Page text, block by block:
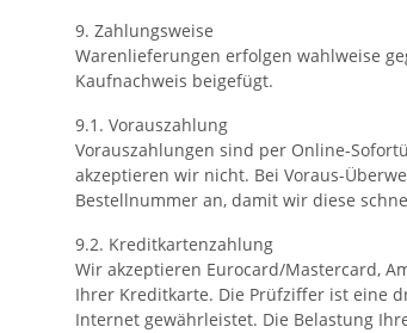
9. Zahlungsweise
Warenlieferungen erfolgen wahlweise
Kaufnachweis beigefügt.
9.1. Vorauszahlung
Vorauszahlungen sind per Online-
akzeptieren wir nicht. Bei Voraus-
Bestellnummer an, damit wir diese
9.2. Kreditkartenzahlung
Wir akzeptieren Eurocard/Mastercard,
Ihrer Kreditkarte. Die Prüfziffer ist eine
Internet gewährleistet. Die Belastung